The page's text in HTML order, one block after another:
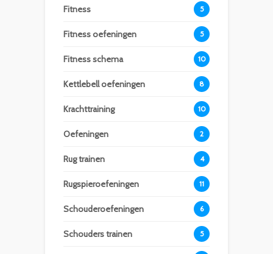
Fitness 5
Fitness oefeningen 5
Fitness schema 10
Kettlebell oefeningen 8
Krachttraining 10
Oefeningen 2
Rug trainen 4
Rugspieroefeningen 11
Schouderoefeningen 6
Schouders trainen 5